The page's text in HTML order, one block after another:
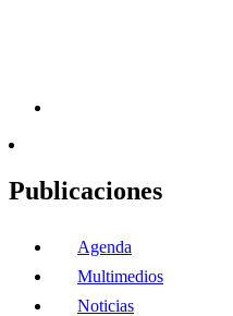
Publicaciones
Agenda
Multimedios
Noticias